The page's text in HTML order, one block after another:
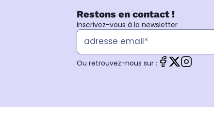
Restons en contact !
Inscrivez-vous à la newsletter
Ou retrouvez-nous sur :